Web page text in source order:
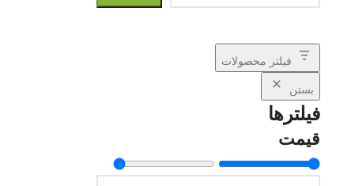
فیلتر محصولات
بستن
فیلترها
قیمت